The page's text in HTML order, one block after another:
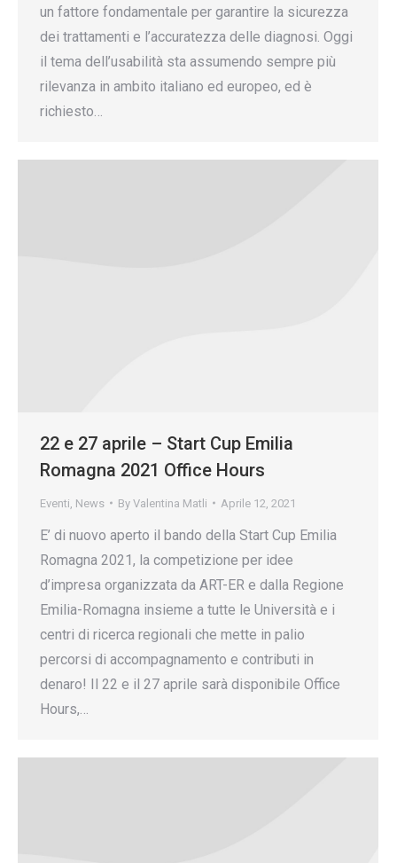
un fattore fondamentale per garantire la sicurezza
dei trattamenti e l’accuratezza delle diagnosi. Oggi
il tema dell’usabilità sta assumendo sempre più
rilevanza in ambito italiano ed europeo, ed è
richiesto…
22 e 27 aprile – Start Cup Emilia
Romagna 2021 Office Hours
Eventi News By Valentina Matli Aprile 12, 2021
E’ di nuovo aperto il bando della Start Cup Emilia
Romagna 2021, la competizione per idee
d’impresa organizzata da ART-ER e dalla Regione
Emilia-Romagna insieme a tutte le Università e i
centri di ricerca regionali che mette in palio
percorsi di accompagnamento e contributi in
denaro! Il 22 e il 27 aprile sarà disponibile Office
Hours,…